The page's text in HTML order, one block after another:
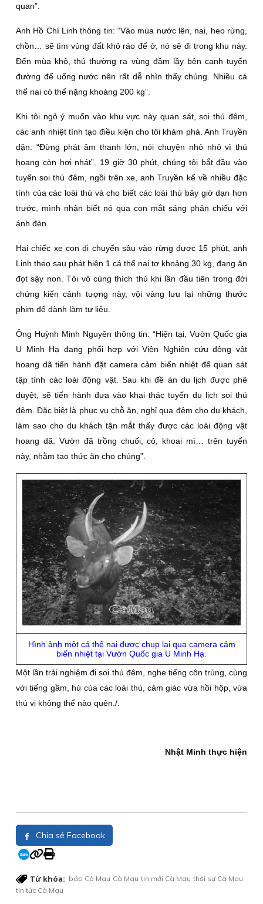
quan”.
Anh Hồ Chí Linh thông tin: “Vào mùa nước lên, nai, heo rừng,
chồn… sẽ tìm vùng đất khô ráo để ở, nó sẽ đi trong khu này.
Ðến mùa khô, thú thường ra vùng đầm lầy bên cạnh tuyến
đường để uống nước nên rất dễ nhìn thấy chúng. Nhiều cá
thể nai có thể nặng khoảng 200 kg”.
Khi tôi ngỏ ý muốn vào khu vực này quan sát, soi thú đêm,
các anh nhiệt tình tạo điều kiện cho tôi khám phá. Anh Truyền
dặn: “Ðừng phát âm thanh lớn, nói chuyện nhỏ nhỏ vì thú
hoang còn hơi nhát”. 19 giờ 30 phút, chúng tôi bắt đầu vào
tuyến soi thú đêm, ngồi trên xe, anh Truyền kể về nhiều đặc
tính của các loài thú và cho biết các loài thú bây giờ dạn hơn
trước, mình nhận biết nó qua con mắt sáng phản chiếu với
ánh đèn.
Hai chiếc xe con di chuyển sâu vào rừng được 15 phút, anh
Linh theo sau phát hiện 1 cá thể nai tơ khoảng 30 kg, đang ăn
đọt sậy non. Tôi vô cùng thích thú khi lần đầu tiên trong đời
chứng kiến cảnh tượng này, vội vàng lưu lại những thước
phim để dành làm tư liệu.
Ông Huỳnh Minh Nguyên thông tin: “Hiện tại, Vườn Quốc gia
U Minh Hạ đang phối hợp với Viện Nghiên cứu động vật
hoang dã tiến hành đặt camera cảm biến nhiệt để quan sát
tập tính các loài động vật. Sau khi đề án du lịch được phê
duyệt, sẽ tiến hành đưa vào khai thác tuyến du lịch soi thú
đêm. Ðặc biệt là phục vụ chỗ ăn, nghỉ qua đêm cho du khách,
làm sao cho du khách tận mắt thấy được các loài động vật
hoang dã. Vườn đã trồng chuối, cỏ, khoai mì… trên tuyến
này, nhằm tạo thức ăn cho chúng”.
Hình ảnh một cá thể nai được chụp lại qua camera cảm
biến nhiệt tại Vườn Quốc gia U Minh Hạ.
Một lần trải nghiệm đi soi thú đêm, nghe tiếng côn trùng, cùng
với tiếng gầm, hú của các loài thú, cảm giác vừa hồi hộp, vừa
thú vị không thể nào quên./.
Nhật Minh thực hiện
Chia sẻ Facebook
Từ khóa: báo Cà Mau Cà Mau tin mới Cà Mau thời sự Cà Mau
tin tức Cà Mau